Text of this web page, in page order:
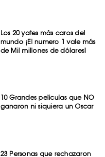
Los 20 yates más caros del
mundo ¡El numero 1 vale más
de Mil millones de dólares!
10 Grandes películas que NO
ganaron ni siquiera un Oscar
23 Personas que rechazaron